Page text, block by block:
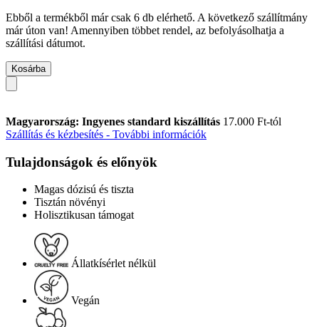
Ebből a termékből már csak 6 db elérhető. A következő szállítmány
már úton van! Amennyiben többet rendel, az befolyásolhatja a
szállítási dátumot.
Kosárba
Magyarország: Ingyenes standard kiszállítás 17.000 Ft-tól
Szállítás és kézbesítés - További információk
Tulajdonságok és előnyök
Magas dózisú és tiszta
Tisztán növényi
Holisztikusan támogat
Állatkísérlet nélkül
Vegán